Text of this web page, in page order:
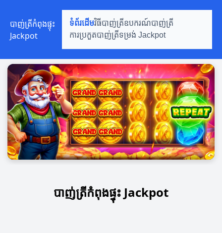
បាញ់ត្រីកំពុងផ្ទុះ
Jackpot
ទំព័រដើមវិធីបាញ់ត្រីឧបករណ៍បាញ់ត្រី
ការប្រកួតបាញ់ត្រីទម្រង់ Jackpot
បាញ់ត្រីកំពុងផ្ទុះ Jackpot